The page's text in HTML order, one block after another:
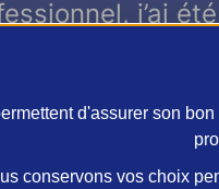
j’ai
à la
sélectionneur
âge peut-
d'assurer son
conservons vos choix